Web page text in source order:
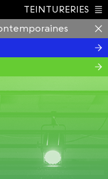
TEINTURERIES
Index